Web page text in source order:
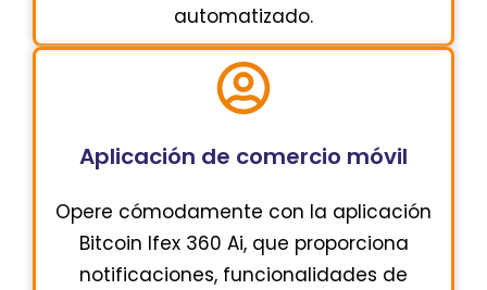
automatizado.
Aplicación de comercio móvil
Opere cómodamente con la aplicación
Bitcoin Ifex 360 Ai, que proporciona
notificaciones, funcionalidades de